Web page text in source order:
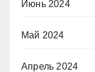
Июнь 2024
Май 2024
Апрель 2024